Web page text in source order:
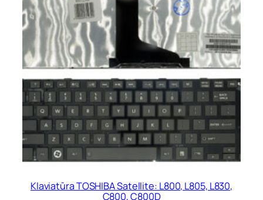
Klaviatūra TOSHIBA Satellite: L800, L805, L830,
C800, C800D